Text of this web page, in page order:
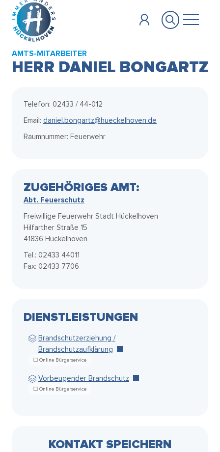
Zum Hauptinhalt springen
AMTS-MITARBEITER
HERR DANIEL BONGARTZ
Telefon: 02433 / 44-012
Email: daniel.bongartz@hueckelhoven.de
Raumnummer: Feuerwehr
ZUGEHÖRIGES AMT:
Abt. Feuerschutz
Freiwillige Feuerwehr Stadt Hückelhoven
Hilfarther Straße 15
41836 Hückelhoven
Tel.: 02433 44011
Fax: 02433 7706
DIENSTLEISTUNGEN
Brandschutzerziehung /
Brandschutzaufklärung
Vorbeugender Brandschutz
KONTAKT SPEICHERN